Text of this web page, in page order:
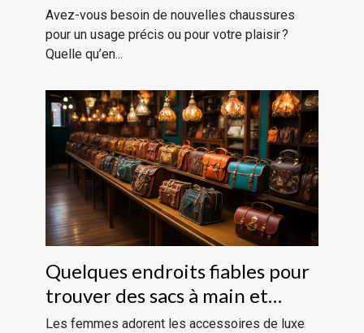
Avez-vous besoin de nouvelles chaussures
pour un usage précis ou pour votre plaisir ?
Quelle qu’en...
Quelques endroits fiables pour
trouver des sacs à main et
bijoux fantaisie
Les femmes adorent les accessoires de luxe